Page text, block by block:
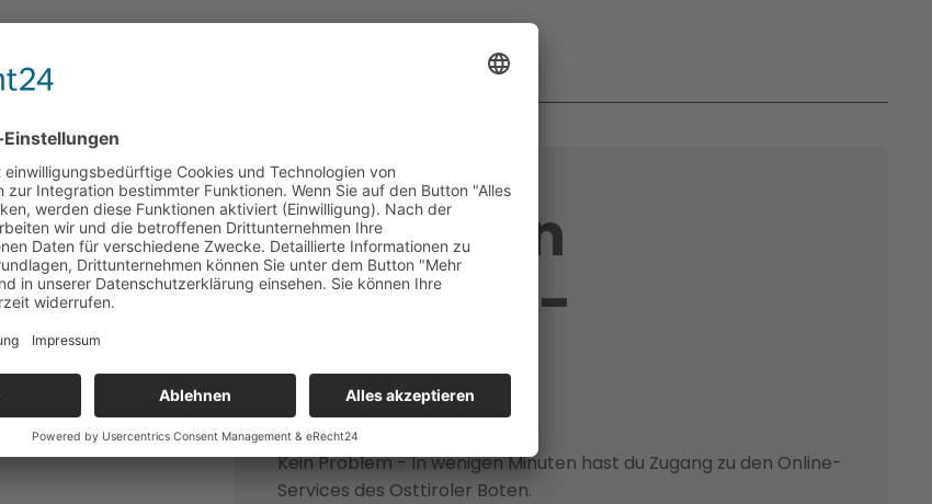
Noch kein
Benutzer-
konto?
Kein Problem - In wenigen Minuten hast du Zugang zu den Online-
Services des Osttiroler Boten.